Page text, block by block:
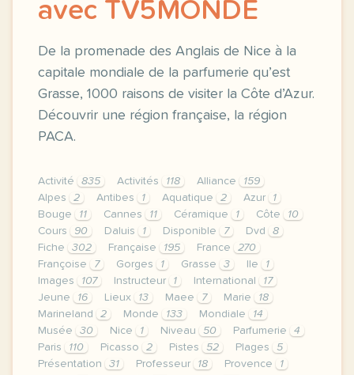
avec TV5MONDE
De la promenade des Anglais de Nice à la
capitale mondiale de la parfumerie qu’est
Grasse, 1000 raisons de visiter la Côte d’Azur.
Découvrir une région française, la région
PACA.
Activité 835 Activités 118 Alliance
159
Alpes
2 Antibes 1 Aquatique 2 Azur
1
Bouge
11 Cannes 11 Céramique 1 Côte
10
Cours
90 Daluis 1 Disponible 7 Dvd
8
Fiche
302 Française 195 France
270
Françoise
7 Gorges 1 Grasse 3 Ile
1
Images
107 Instructeur 1 International
17
Jeune
16 Lieux 13 Maee 7 Marie
18
Marineland
2 Monde 133 Mondiale
14
Musée
30 Nice 1 Niveau 50 Parfumerie
4
Paris
110 Picasso 2 Pistes 52 Plages
5
Présentation
31 Professeur 18 Provence
1